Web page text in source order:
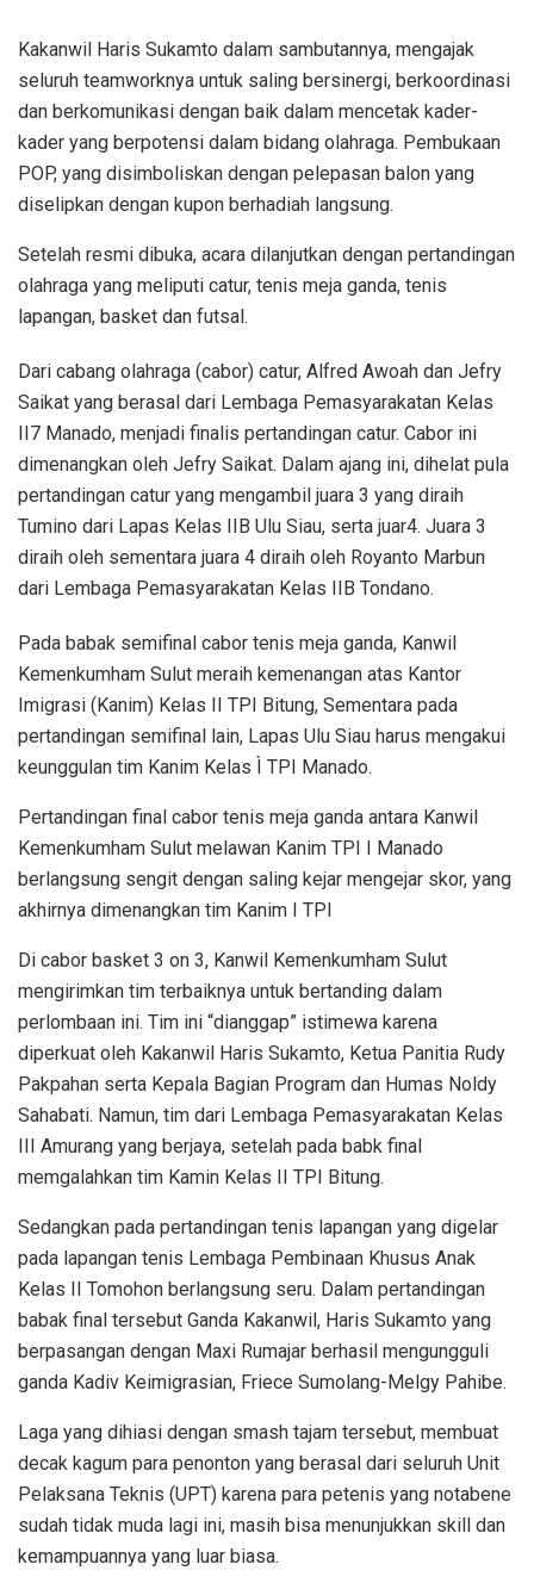
Kakanwil Haris Sukamto dalam sambutannya, mengajak
seluruh teamworknya untuk saling bersinergi, berkoordinasi
dan berkomunikasi dengan baik dalam mencetak kader-
kader yang berpotensi dalam bidang olahraga. Pembukaan
POP, yang disimboliskan dengan pelepasan balon yang
diselipkan dengan kupon berhadiah langsung.
Setelah resmi dibuka, acara dilanjutkan dengan pertandingan
olahraga yang meliputi catur, tenis meja ganda, tenis
lapangan, basket dan futsal.
Dari cabang olahraga (cabor) catur, Alfred Awoah dan Jefry
Saikat yang berasal dari Lembaga Pemasyarakatan Kelas
II7 Manado, menjadi finalis pertandingan catur. Cabor ini
dimenangkan oleh Jefry Saikat. Dalam ajang ini, dihelat pula
pertandingan catur yang mengambil juara 3 yang diraih
Tumino dari Lapas Kelas IIB Ulu Siau, serta juar4. Juara 3
diraih oleh sementara juara 4 diraih oleh Royanto Marbun
dari Lembaga Pemasyarakatan Kelas IIB Tondano.
Pada babak semifinal cabor tenis meja ganda, Kanwil
Kemenkumham Sulut meraih kemenangan atas Kantor
Imigrasi (Kanim) Kelas II TPI Bitung, Sementara pada
pertandingan semifinal lain, Lapas Ulu Siau harus mengakui
keunggulan tim Kanim Kelas Ì TPI Manado.
Pertandingan final cabor tenis meja ganda antara Kanwil
Kemenkumham Sulut melawan Kanim TPI I Manado
berlangsung sengit dengan saling kejar mengejar skor, yang
akhirnya dimenangkan tim Kanim I TPI
Di cabor basket 3 on 3, Kanwil Kemenkumham Sulut
mengirimkan tim terbaiknya untuk bertanding dalam
perlombaan ini. Tim ini “dianggap” istimewa karena
diperkuat oleh Kakanwil Haris Sukamto, Ketua Panitia Rudy
Pakpahan serta Kepala Bagian Program dan Humas Noldy
Sahabati. Namun, tim dari Lembaga Pemasyarakatan Kelas
III Amurang yang berjaya, setelah pada babk final
memgalahkan tim Kamin Kelas II TPI Bitung.
Sedangkan pada pertandingan tenis lapangan yang digelar
pada lapangan tenis Lembaga Pembinaan Khusus Anak
Kelas II Tomohon berlangsung seru. Dalam pertandingan
babak final tersebut Ganda Kakanwil, Haris Sukamto yang
berpasangan dengan Maxi Rumajar berhasil mengungguli
ganda Kadiv Keimigrasian, Friece Sumolang-Melgy Pahibe.
Laga yang dihiasi dengan smash tajam tersebut, membuat
decak kagum para penonton yang berasal dari seluruh Unit
Pelaksana Teknis (UPT) karena para petenis yang notabene
sudah tidak muda lagi ini, masih bisa menunjukkan skill dan
kemampuannya yang luar biasa.